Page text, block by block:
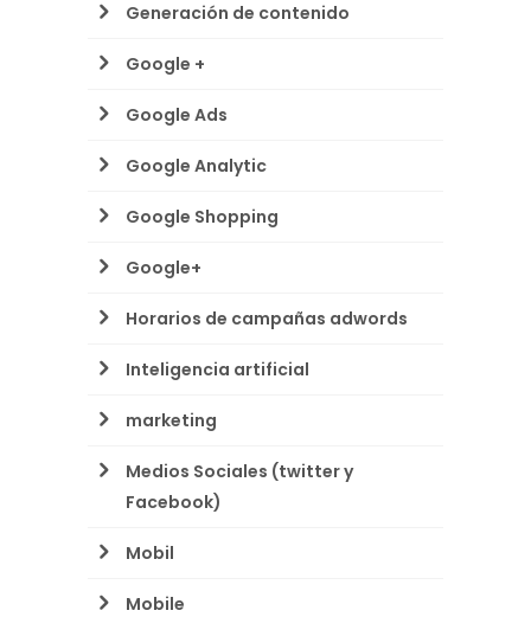
Generación de contenido
Google +
Google Ads
Google Analytic
Google Shopping
Google+
Horarios de campañas adwords
Inteligencia artificial
marketing
Medios Sociales (twitter y
Facebook)
Mobil
Mobile